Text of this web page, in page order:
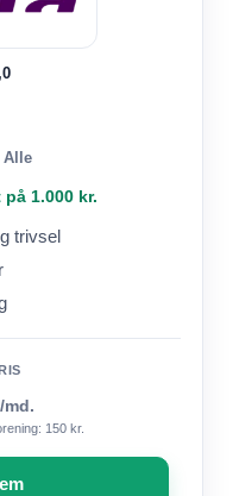
Alle
1.000 kr.
trivsel
md.
150 kr.